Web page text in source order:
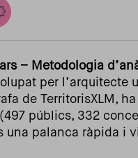
– Metodologia
per l’arquitecte
de TerritorisXLM,
públics, 332
una palanca ràpida i